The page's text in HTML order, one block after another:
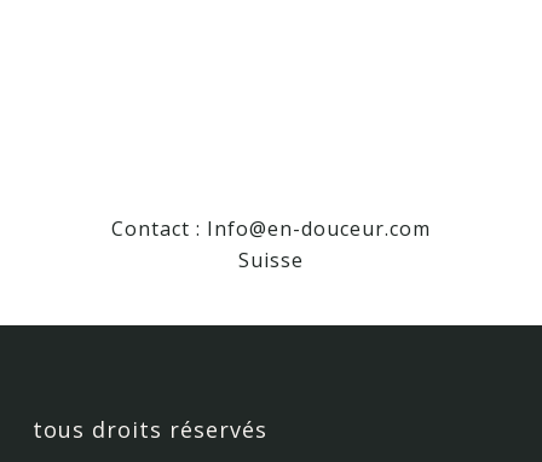
Contact : Info@en-douceur.com
Suisse
tous droits réservés